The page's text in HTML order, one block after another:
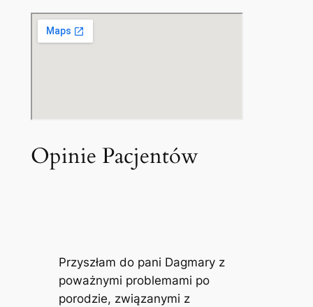
Opinie Pacjentów
Przyszłam do pani Dagmary z
poważnymi problemami po
porodzie, związanymi z